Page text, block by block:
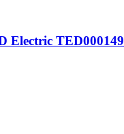
Electric TED000149